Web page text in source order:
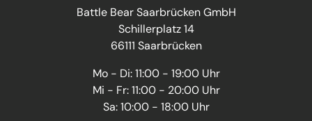
Battle Bear Saarbrücken GmbH
Schillerplatz 14
66111 Saarbrücken
Mo - Di: 11:00 - 19:00 Uhr
Mi - Fr: 11:00 - 20:00 Uhr
Sa: 10:00 - 18:00 Uhr